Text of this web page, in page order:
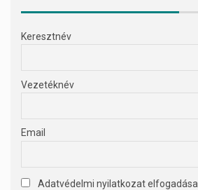
Keresztnév
Vezetéknév
Email
Adatvédelmi nyilatkozat elfogadása